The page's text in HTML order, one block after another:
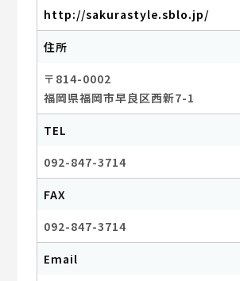
http://sakurastyle.sblo.jp/
住所
〒814-0002
福岡県福岡市早良区西新7-1
TEL
092-847-3714
FAX
092-847-3714
Email